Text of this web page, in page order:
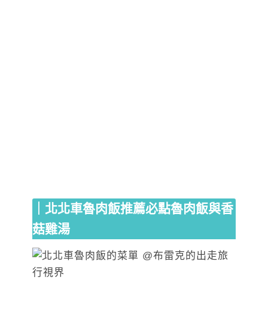
｜北北車魯肉飯推薦必點魯肉飯與香
菇雞湯